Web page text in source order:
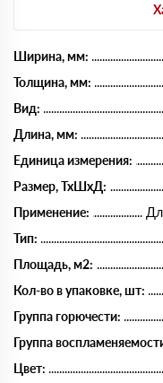
Ширина, мм:
Толщина, мм:
Вид:
Длина, мм:
Единица измерения:
Размер, ТхШхД:
Применение:
Тип:
Площадь, м2:
Кол-во в упаковке, шт:
Группа горючести:
Группа
Цвет: